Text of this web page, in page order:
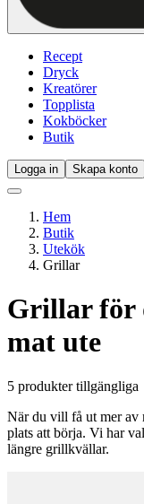
Recept
Dryck
Kreatörer
Topplista
Kokböcker
Butik
Logga in Skapa konto
Hem
Butik
Utekök
Grillar
Grillar för
mat ute
5 produkter tillgängliga
När du vill få ut mer av
plats att börja. Vi har
längre grillkvällar.